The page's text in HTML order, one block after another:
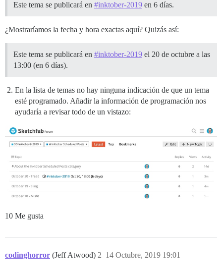
Este tema se publicará en #inktober-2019 en 6 días.
¿Mostraríamos la fecha y hora exactas aquí? Quizás así:
Este tema se publicará en #inktober-2019 el 20 de octubre a las
13:00 (en 6 días).
En la lista de temas no hay ninguna indicación de que un tema
esté programado. Añadir la información de programación nos
ayudaría a revisar todo de un vistazo:
10 Me gusta
codinghorror (Jeff Atwood) 14 Octubre, 2019 19:01
2